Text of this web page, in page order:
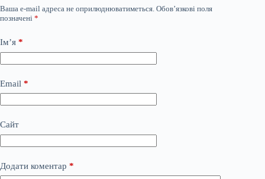
Ваша e-mail адреса не оприлюднюватиметься. Обов’язкові поля
позначені *
Ім’я *
Email *
Сайт
Додати коментар *